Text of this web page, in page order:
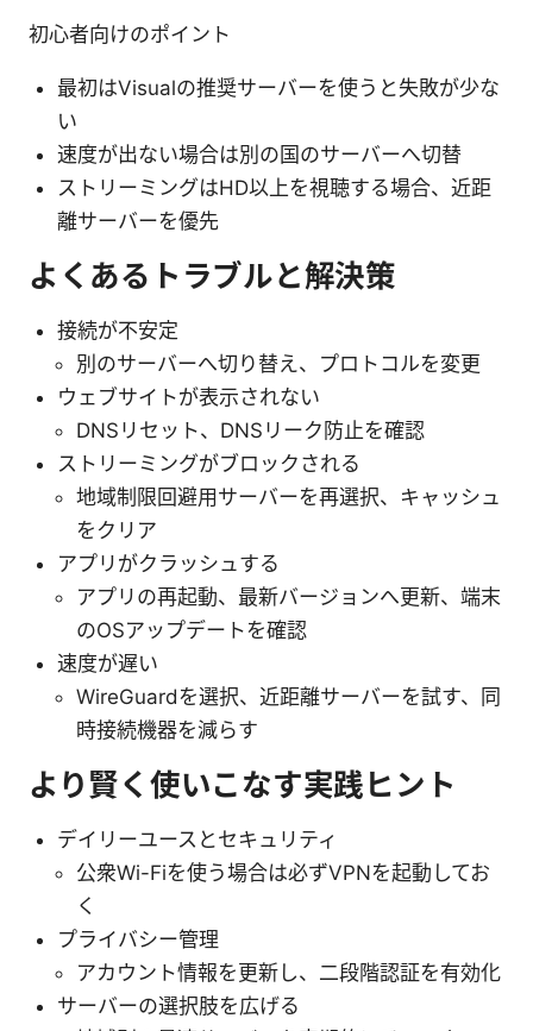
初心者向けのポイント
最初はVisualの推奨サーバーを使うと失敗が少な
い
速度が出ない場合は別の国のサーバーへ切替
ストリーミングはHD以上を視聴する場合、近距
離サーバーを優先
よくあるトラブルと解決策
接続が不安定
別のサーバーへ切り替え、プロトコルを変更
ウェブサイトが表示されない
DNSリセット、DNSリーク防止を確認
ストリーミングがブロックされる
地域制限回避用サーバーを再選択、キャッシュ
をクリア
アプリがクラッシュする
アプリの再起動、最新バージョンへ更新、端末
のOSアップデートを確認
速度が遅い
WireGuardを選択、近距離サーバーを試す、同
時接続機器を減らす
より賢く使いこなす実践ヒント
デイリーユースとセキュリティ
公衆Wi-Fiを使う場合は必ずVPNを起動してお
く
プライバシー管理
アカウント情報を更新し、二段階認証を有効化
サーバーの選択肢を広げる